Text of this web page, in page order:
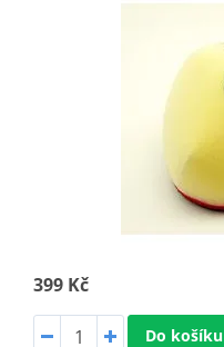
399 Kč
Do košíku